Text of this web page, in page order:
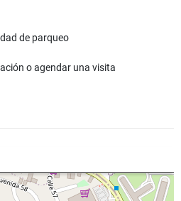
de parqueo
o agendar una visita